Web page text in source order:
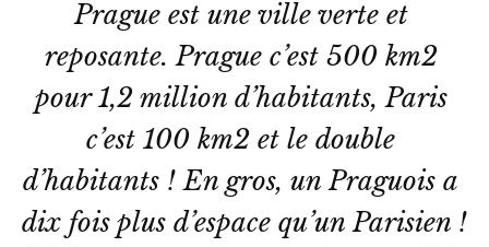
Prague est une ville verte et
reposante. Prague c’est 500 km2
pour 1,2 million d’habitants, Paris
c’est 100 km2 et le double
d’habitants ! En gros, un Praguois a
dix fois plus d’espace qu’un Parisien !